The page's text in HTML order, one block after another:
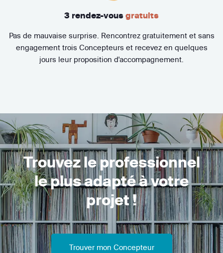
3 rendez-vous gratuits
Pas de mauvaise surprise. Rencontrez gratuitement et sans
engagement trois Concepteurs et recevez en quelques
jours leur proposition d'accompagnement.
Trouvez le professionnel
le plus adapté à votre
projet !
Trouver mon Concepteur